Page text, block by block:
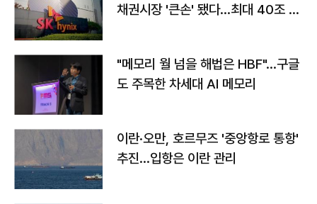
채권시장 '큰손' 됐다…최대 40조 투
"메모리 월 넘을 해법은 HBF"…구글
도 주목한 차세대 AI 메모리
이란·오만, 호르무즈 '중앙항로 통항'
추진…입항은 이란 관리